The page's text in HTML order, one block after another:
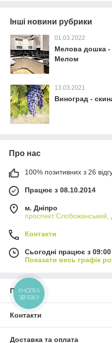
Інші новини рубрики
01.03.2022
Мелова дошка -
Мелом
13.03.2021
Виноград -
Про нас
100% позитивних з 26
Працює з 08.10.2014
м. Дніпро
проспект Слобожанський,
Контакти
Сьогодні працює з
Показати весь графік
Про нас
Контакти
Доставка та оплата
КНОПКА
ЗВ'ЯЗКУ